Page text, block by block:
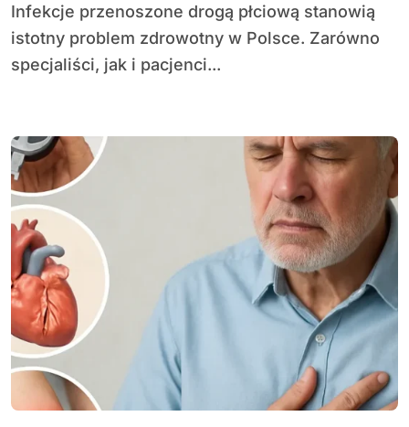
Infekcje przenoszone drogą płciową stanowią
istotny problem zdrowotny w Polsce. Zarówno
specjaliści, jak i pacjenci...